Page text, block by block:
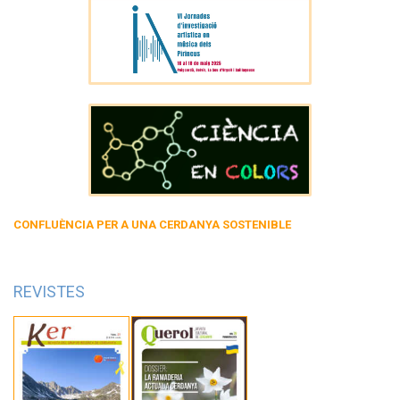
CONFLUÈNCIA PER A UNA CERDANYA SOSTENIBLE
REVISTES